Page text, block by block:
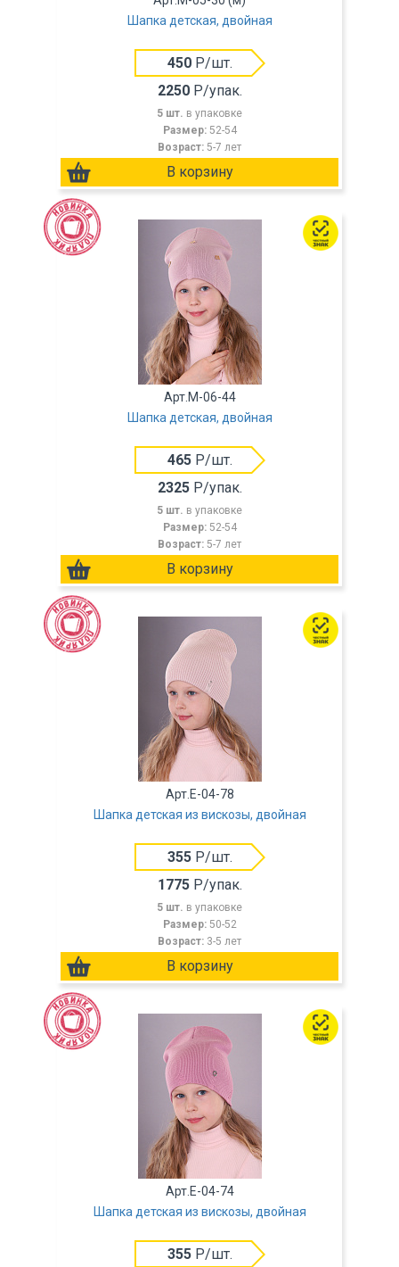
Шапка детская, двойная
450Р/шт.
2250Р/упак.
5 шт. в упаковке
Размер: 52-54
Возраст: 5-7 лет
Арт.M-06-44
Шапка детская, двойная
465Р/шт.
2325Р/упак.
5 шт. в упаковке
Размер: 52-54
Возраст: 5-7 лет
Арт.E-04-78
Шапка детская из вискозы, двойная
355Р/шт.
1775Р/упак.
5 шт. в упаковке
Размер: 50-52
Возраст: 3-5 лет
Арт.E-04-74
Шапка детская из вискозы, двойная
355Р/шт.